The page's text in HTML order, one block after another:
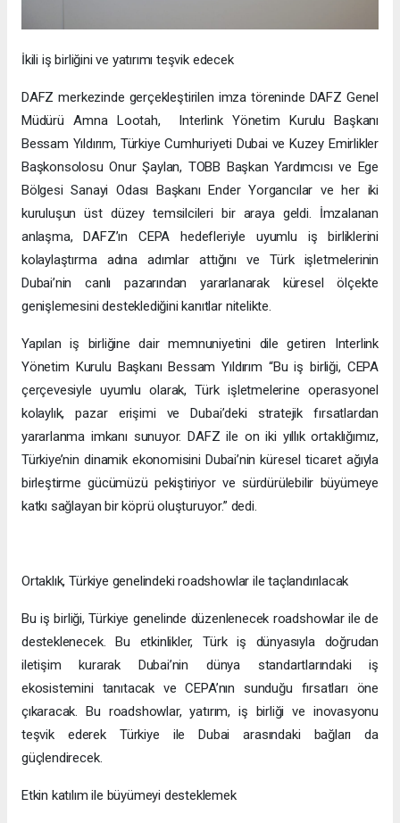
İkili iş birliğini ve yatırımı teşvik edecek
DAFZ merkezinde gerçekleştirilen imza töreninde DAFZ Genel
Müdürü Amna Lootah, Interlink Yönetim Kurulu Başkanı
Bessam Yıldırım, Türkiye Cumhuriyeti Dubai ve Kuzey Emirlikler
Başkonsolosu Onur Şaylan, TOBB Başkan Yardımcısı ve Ege
Bölgesi Sanayi Odası Başkanı Ender Yorgancılar ve her iki
kuruluşun üst düzey temsilcileri bir araya geldi. İmzalanan
anlaşma, DAFZ’ın CEPA hedefleriyle uyumlu iş birliklerini
kolaylaştırma adına adımlar attığını ve Türk işletmelerinin
Dubai’nin canlı pazarından yararlanarak küresel ölçekte
genişlemesini desteklediğini kanıtlar nitelikte.
Yapılan iş birliğine dair memnuniyetini dile getiren Interlink
Yönetim Kurulu Başkanı Bessam Yıldırım “Bu iş birliği, CEPA
çerçevesiyle uyumlu olarak, Türk işletmelerine operasyonel
kolaylık, pazar erişimi ve Dubai’deki stratejik fırsatlardan
yararlanma imkanı sunuyor. DAFZ ile on iki yıllık ortaklığımız,
Türkiye’nin dinamik ekonomisini Dubai’nin küresel ticaret ağıyla
birleştirme gücümüzü pekiştiriyor ve sürdürülebilir büyümeye
katkı sağlayan bir köprü oluşturuyor.” dedi.
Ortaklık, Türkiye genelindeki roadshowlar ile taçlandırılacak
Bu iş birliği, Türkiye genelinde düzenlenecek roadshowlar ile de
desteklenecek. Bu etkinlikler, Türk iş dünyasıyla doğrudan
iletişim kurarak Dubai’nin dünya standartlarındaki iş
ekosistemini tanıtacak ve CEPA’nın sunduğu fırsatları öne
çıkaracak. Bu roadshowlar, yatırım, iş birliği ve inovasyonu
teşvik ederek Türkiye ile Dubai arasındaki bağları da
güçlendirecek.
Etkin katılım ile büyümeyi desteklemek